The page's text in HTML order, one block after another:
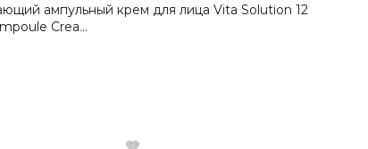
ампульный крем для лица Vita Solution 12
Crea...